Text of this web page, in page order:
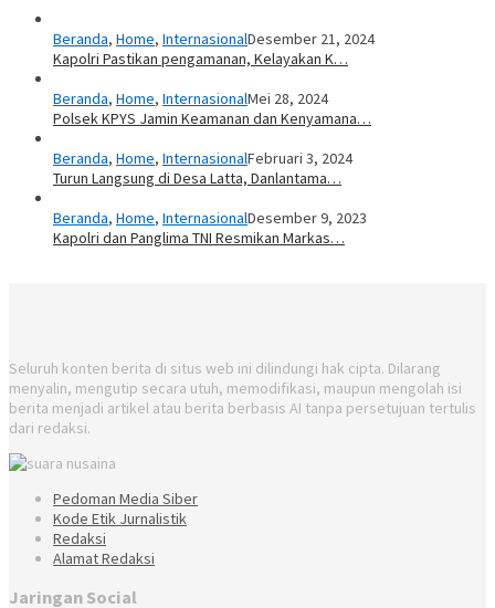
Beranda, Home, InternasionalDesember 21, 2024
Kapolri Pastikan pengamanan, Kelayakan K…
Beranda, Home, InternasionalMei 28, 2024
Polsek KPYS Jamin Keamanan dan Kenyamana…
Beranda, Home, InternasionalFebruari 3, 2024
Turun Langsung di Desa Latta, Danlantama…
Beranda, Home, InternasionalDesember 9, 2023
Kapolri dan Panglima TNI Resmikan Markas…
Seluruh konten berita di situs web ini dilindungi hak cipta. Dilarang
menyalin, mengutip secara utuh, memodifikasi, maupun mengolah isi
berita menjadi artikel atau berita berbasis AI tanpa persetujuan tertulis
dari redaksi.
Pedoman Media Siber
Kode Etik Jurnalistik
Redaksi
Alamat Redaksi
Jaringan Social